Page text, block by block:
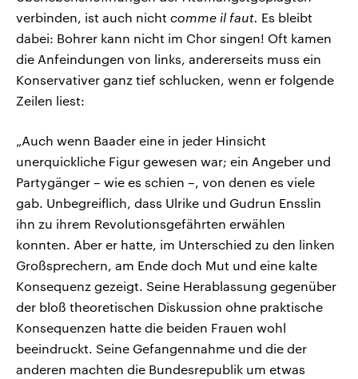
verbinden, ist auch nicht comme il faut. Es bleibt
dabei: Bohrer kann nicht im Chor singen! Oft kamen
die Anfeindungen von links, andererseits muss ein
Konservativer ganz tief schlucken, wenn er folgende
Zeilen liest:
„Auch wenn Baader eine in jeder Hinsicht
unerquickliche Figur gewesen war; ein Angeber und
Partygänger – wie es schien –, von denen es viele
gab. Unbegreiflich, dass Ulrike und Gudrun Ensslin
ihn zu ihrem Revolutionsgefährten erwählen
konnten. Aber er hatte, im Unterschied zu den linken
Großsprechern, am Ende doch Mut und eine kalte
Konsequenz gezeigt. Seine Herablassung gegenüber
der bloß theoretischen Diskussion ohne praktische
Konsequenzen hatte die beiden Frauen wohl
beeindruckt. Seine Gefangennahme und die der
anderen machten die Bundesrepublik um etwas